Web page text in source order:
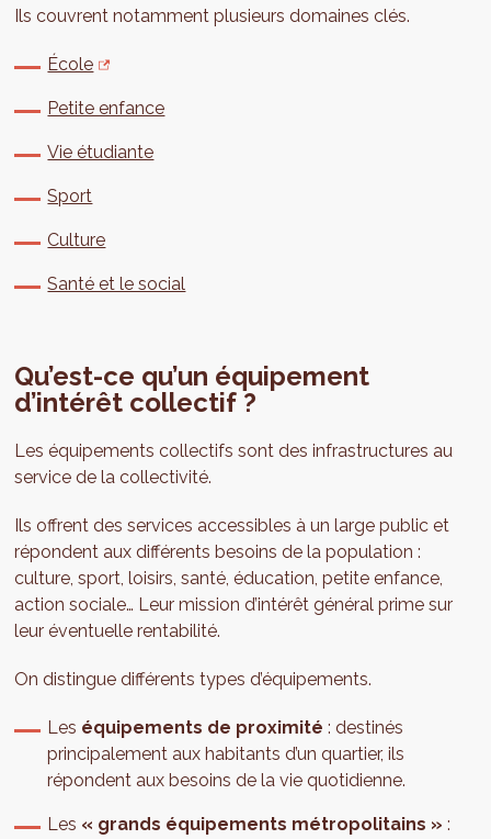
Ils couvrent notamment plusieurs domaines clés.
École
Petite enfance
Vie étudiante
Sport
Culture
Santé et le social
Qu’est-ce qu’un équipement
d’intérêt collectif ?
Les équipements collectifs sont des infrastructures au
service de la collectivité.
Ils offrent des services accessibles à un large public et
répondent aux différents besoins de la population :
culture, sport, loisirs, santé, éducation, petite enfance,
action sociale… Leur mission d’intérêt général prime sur
leur éventuelle rentabilité.
On distingue différents types d’équipements.
Les équipements de proximité: destinés
principalement aux habitants d’un quartier, ils
répondent aux besoins de la vie quotidienne.
Les « grands équipements métropolitains »: